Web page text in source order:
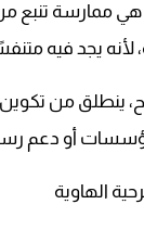
هي ممارسة
يجد فيه
ينطلق من
أو دعم
الهاوية